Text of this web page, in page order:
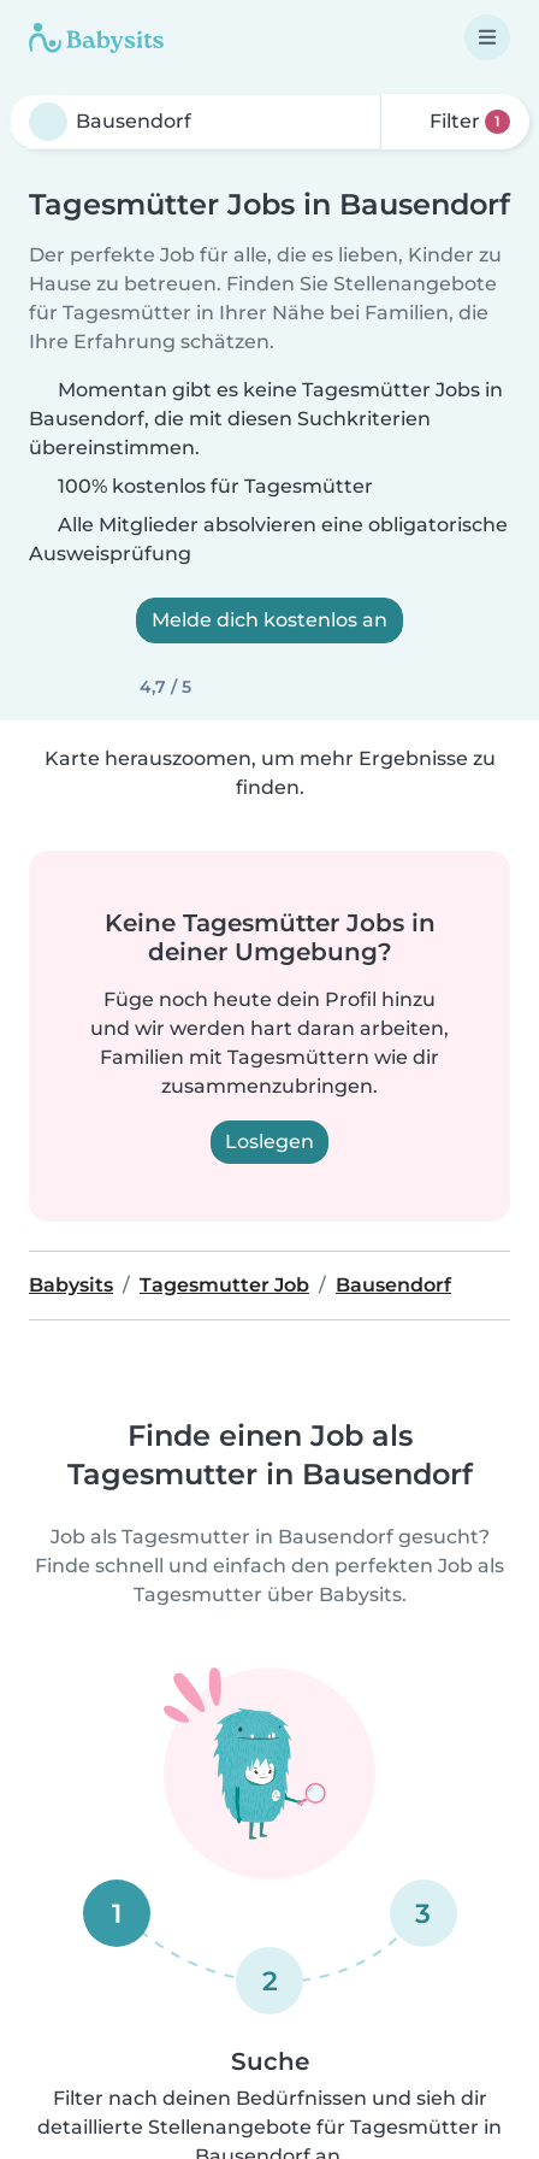
Filter 1
Tagesmütter Jobs in Bausendorf
Der perfekte Job für alle, die es lieben, Kinder zu
Hause zu betreuen. Finden Sie Stellenangebote
für Tagesmütter in Ihrer Nähe bei Familien, die
Ihre Erfahrung schätzen.
Momentan gibt es keine Tagesmütter Jobs in
Bausendorf, die mit diesen Suchkriterien
übereinstimmen.
100% kostenlos für Tagesmütter
Alle Mitglieder absolvieren eine obligatorische
Ausweisprüfung
Melde dich kostenlos an
4,7 / 5
Karte herauszoomen, um mehr Ergebnisse zu
finden.
Keine Tagesmütter Jobs in
deiner Umgebung?
Füge noch heute dein Profil hinzu
und wir werden hart daran arbeiten,
Familien mit Tagesmüttern wie dir
zusammenzubringen.
Loslegen
Babysits Tagesmutter Job Bausendorf
Finde einen Job als
Tagesmutter in Bausendorf
Job als Tagesmutter in Bausendorf gesucht?
Finde schnell und einfach den perfekten Job als
Tagesmutter über Babysits.
1
2
3
Suche
Filter nach deinen Bedürfnissen und sieh dir
detaillierte Stellenangebote für Tagesmütter in